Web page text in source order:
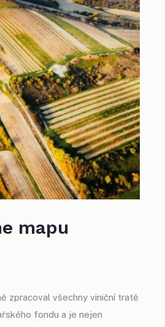
mapu
zpracoval všechny viniční tratě
fondu a je nejen